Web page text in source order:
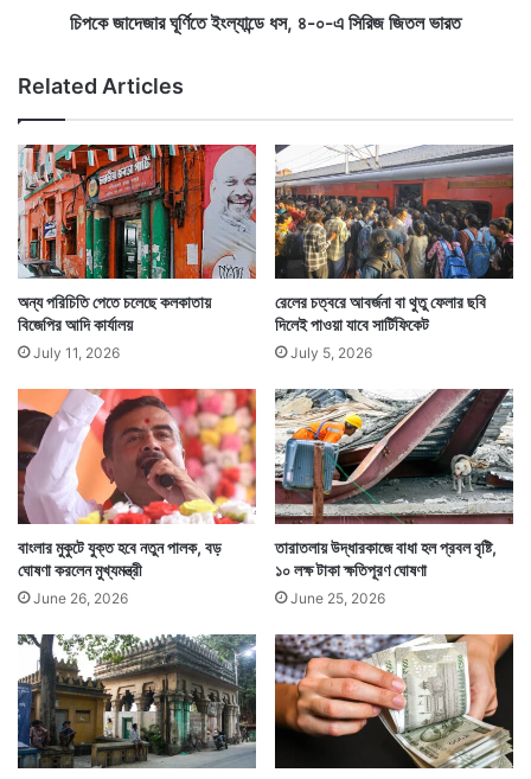
কা
পু
র
ন্ডে
ধ
স
,
৪
-
০
-
এ
সি
রি
জি
ল
ভা
র
ত
চিপকে জাদেজার ঘূর্ণিতে ইংল্যান্ডে ধস, ৪-০-এ সিরিজ জিতল ভারত
Related Articles
অন্য পরিচিতি পেতে চলেছে কলকাতায়
বিজেপির আদি কার্যালয়
July 11, 2026
রেলের চত্বরে আবর্জনা বা থুতু ফেলার ছবি
দিলেই পাওয়া যাবে সার্টিফিকেট
July 5, 2026
বাংলার মুকুটে যুক্ত হবে নতুন পালক, বড়
ঘোষণা করলেন মুখ্যমন্ত্রী
June 26, 2026
তারাতলায় উদ্ধারকাজে বাধা হল প্রবল বৃষ্টি,
১০ লক্ষ টাকা ক্ষতিপূরণ ঘোষণা
June 25, 2026